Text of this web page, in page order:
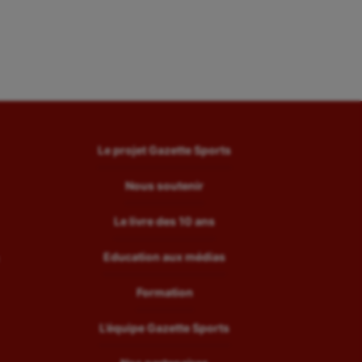
Le projet Gazette Sports
Nous soutenir
Le livre des 10 ans
Education aux médias
Formation
L’équipe Gazette Sports